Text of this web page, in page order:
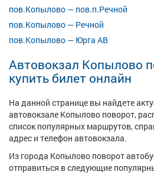
пов.Копылово — пов.п.Речной
пов.Копылово — Речной
пов.Копылово — Юрга АВ
Автовокзал Копылово
купить билет онлайн
На данной странице вы найдете
автовокзале Копылово поворот,
список популярных маршрутов,
адрес и телефон автовокзала.
Из города Копылово поворот
отправиться в следующие